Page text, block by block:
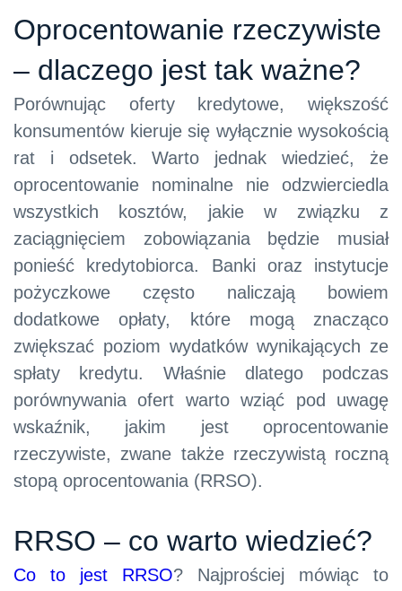
Oprocentowanie rzeczywiste
– dlaczego jest tak ważne?
Porównując oferty kredytowe, większość
konsumentów kieruje się wyłącznie wysokością
rat i odsetek. Warto jednak wiedzieć, że
oprocentowanie nominalne nie odzwierciedla
wszystkich kosztów, jakie w związku z
zaciągnięciem zobowiązania będzie musiał
ponieść kredytobiorca. Banki oraz instytucje
pożyczkowe często naliczają bowiem
dodatkowe opłaty, które mogą znacząco
zwiększać poziom wydatków wynikających ze
spłaty kredytu. Właśnie dlatego podczas
porównywania ofert warto wziąć pod uwagę
wskaźnik, jakim jest oprocentowanie
rzeczywiste, zwane także rzeczywistą roczną
stopą oprocentowania (RRSO).
RRSO – co warto wiedzieć?
Co to jest RRSO? Najprościej mówiąc to